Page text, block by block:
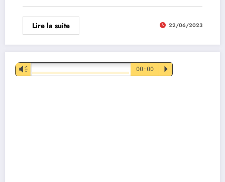
Lire la suite 22/06/2023
Lecteur
audio
Vm 00:00 P